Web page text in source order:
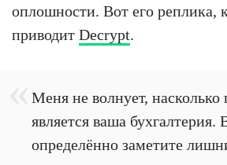
оплошности. Вот его реплика,
приводит Decrypt.
Меня не волнует, насколько
является ваша бухгалтерия.
определённо заметите